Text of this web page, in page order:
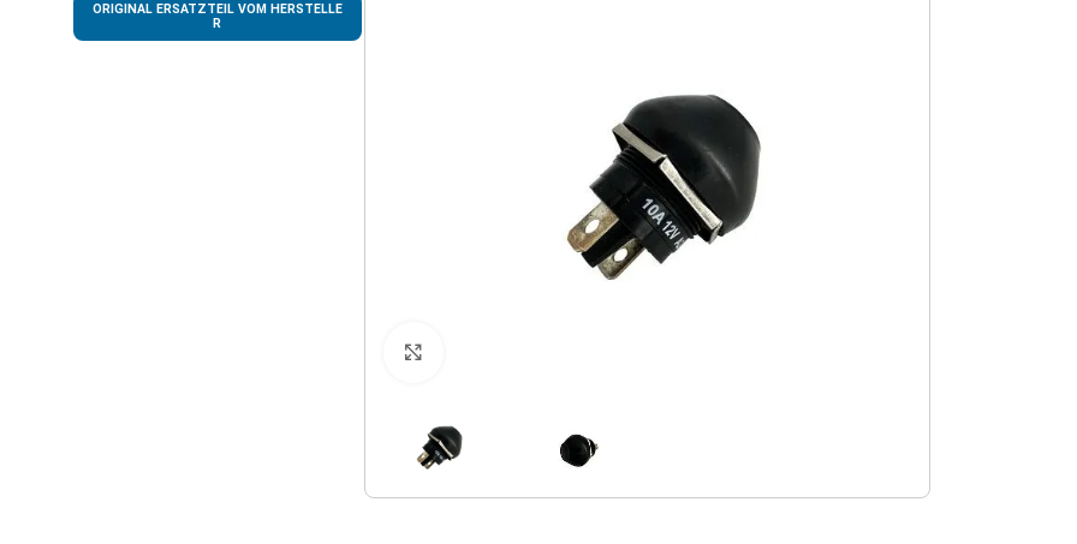
ORIGINAL ERSATZTEIL VOM HERSTELLE
R